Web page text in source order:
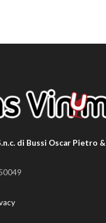
di Bussi Oscar Pietro &